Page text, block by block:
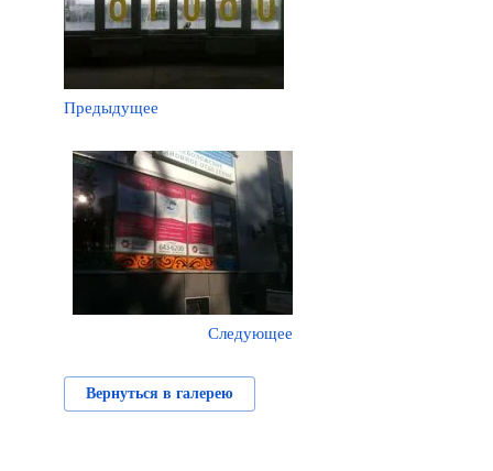
Предыдущее
Следующее
Вернуться в галерею